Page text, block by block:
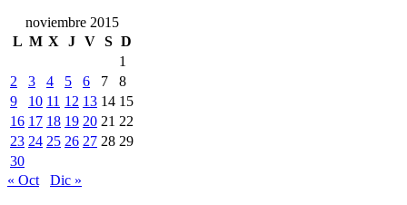
noviembre 2015
L M X J V S D
1
2
3 4 5 6 7
8
9
10 11 12 13 14 15
16 17 18 19 20 21 22
23 24 25 26 27 28 29
30
« Oct
Dic »